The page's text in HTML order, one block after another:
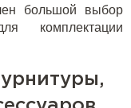
большой выбор
комплектации